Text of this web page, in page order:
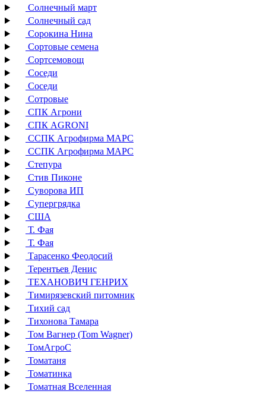
Солнечный март
Солнечный сад
Сорокина Нина
Сортовые семена
Сортсемовощ
Соседи
Соседи
Сотровые
СПК Агрони
СПК AGRONI
ССПК Агрофирма МАРС
ССПК Агрофирма МАРС
Степура
Стив Пиконе
Суворова ИП
Супергрядка
США
Т. Фая
Т. Фая
Тарасенко Феодосий
Терентьев Денис
ТЕХАНОВИЧ ГЕНРИХ
Тимирязевский питомник
Тихий сад
Тихонова Тамара
Том Вагнер (Tom Wagner)
ТомАгроС
Томатаня
Томатинка
Томатная Вселенная